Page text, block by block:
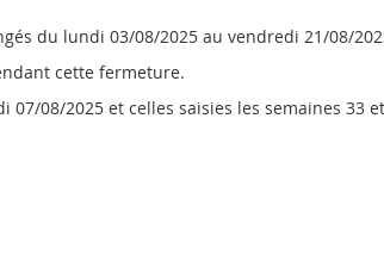
du lundi 03/08/2025 au vendredi 21/08/
cette fermeture.
07/08/2025 et celles saisies les semaines